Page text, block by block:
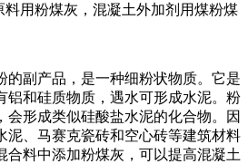
料用粉煤灰，混凝土外加剂用煤粉煤
的副产品，是一种细粉状物质。它是
铝和硅质物质，遇水可形成水泥。粉
会形成类似硅酸盐水泥的化合物。因
泥、马赛克瓷砖和空心砖等建筑材料
合料中添加粉煤灰，可以提高混凝土